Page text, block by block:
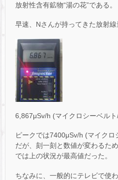
放射性含有鉱物“湯の花”である。
早速、Nさんが持ってきた放射線
6,867μSv/h (マイクロシーベルト/
ピークでは7400μSv/h (マイク
だが、刻一刻と数値が変わるた
では上の状況が最高値だった。
ちなみに、一般的にテレビで使